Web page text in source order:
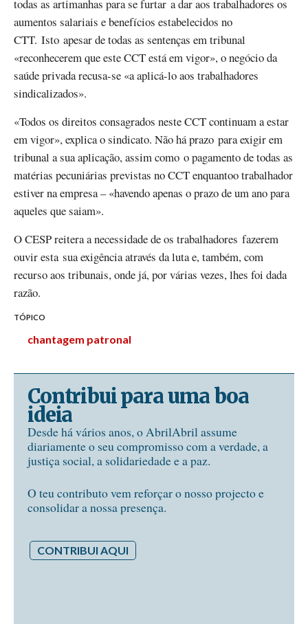
todas as artimanhas para se furtar a dar aos trabalhadores os
aumentos salariais e benefícios estabelecidos no
CTT. Isto apesar de todas as sentenças em tribunal
«reconhecerem que este CCT está em vigor», o negócio da
saúde privada recusa-se «a aplicá-lo aos trabalhadores
sindicalizados».
«Todos os direitos consagrados neste CCT continuam a estar
em vigor», explica o sindicato. Não há prazo para exigir em
tribunal a sua aplicação, assim como o pagamento de todas as
matérias pecuniárias previstas no CCT enquantoo trabalhador
estiver na empresa – «havendo apenas o prazo de um ano para
aqueles que saiam».
O CESP reitera a necessidade de os trabalhadores fazerem
ouvir esta sua exigência através da luta e, também, com
recurso aos tribunais, onde já, por várias vezes, lhes foi dada
razão.
TÓPICO
chantagem patronal
Contribui para uma boa
ideia
Desde há vários anos, o AbrilAbril assume
diariamente o seu compromisso com a verdade, a
justiça social, a solidariedade e a paz.
O teu contributo vem reforçar o nosso projecto e
consolidar a nossa presença.
CONTRIBUI AQUI